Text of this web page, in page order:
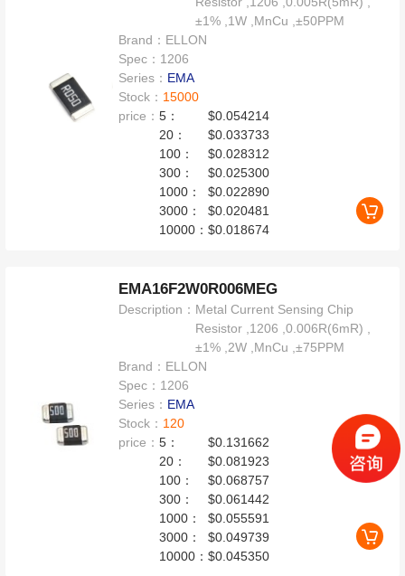
±1% ,1W ,MnCu ,±50PPM
Brand： ELLON
Spec： 1206
Series： EMA
Stock： 15000
price：5：
$0.054214
20：
$0.033733
100：
$0.028312
300：
$0.025300
1000：
$0.022890
3000：
$0.020481
10000：$0.018674
EMA16F2W0R006MEG
Description： Metal Current Sensing Chip
Resistor ,1206 ,0.006R(6mR) ,
±1% ,2W ,MnCu ,±75PPM
Brand： ELLON
Spec： 1206
Series： EMA
Stock： 120
price：5：
$0.131662
20：
$0.081923
100：
$0.068757
300：
$0.061442
1000：
$0.055591
3000：
$0.049739
10000：$0.045350